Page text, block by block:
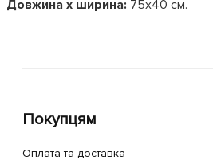
Довжина х ширина: 75x40 см.
Покупцям
Оплата та доставка